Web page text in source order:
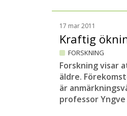
17 mar 2011
Kraftig
FORSKNING
Forskning visar
äldre.
är
professor